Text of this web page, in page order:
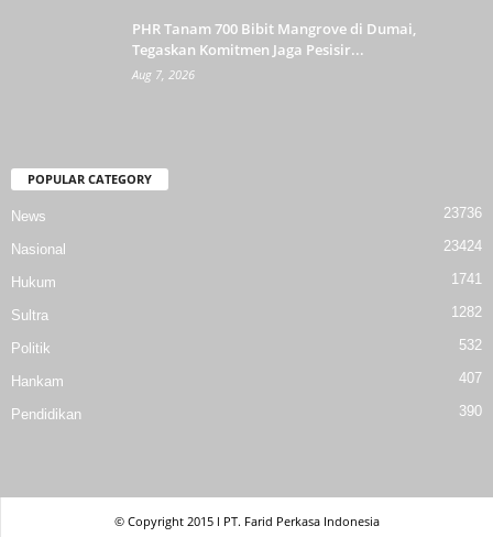
PHR Tanam 700 Bibit Mangrove di Dumai,
Tegaskan Komitmen Jaga Pesisir...
Aug 7, 2026
POPULAR CATEGORY
News 23736
Nasional 23424
Hukum 1741
Sultra 1282
Politik 532
Hankam 407
Pendidikan 390
© Copyright 2015 l PT. Farid Perkasa Indonesia